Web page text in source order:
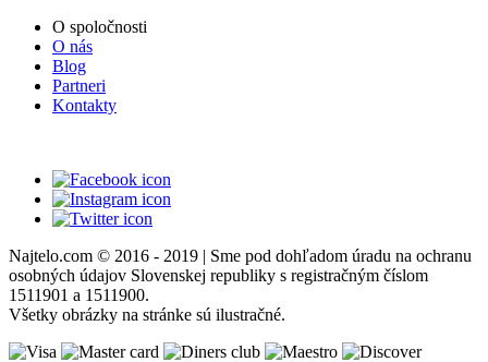
O spoločnosti
O nás
Blog
Partneri
Kontakty
Najtelo.com © 2016 - 2019 | Sme pod dohľadom úradu na ochranu
osobných údajov Slovenskej republiky s registračným číslom
1511901 a 1511900.
Všetky obrázky na stránke sú ilustračné.